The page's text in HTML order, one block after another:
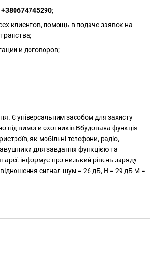
+380674745290;
клиентов, помощь в подаче заявок на
и договоров;
Є універсальним засобом для захисту
під вимоги охотників Вбудована функція
як мобільні телефони, радіо,
для завдання функцією та
інформує про низький рівень заряду
сигнал-шум = 26 дБ, H = 29 дБ M =